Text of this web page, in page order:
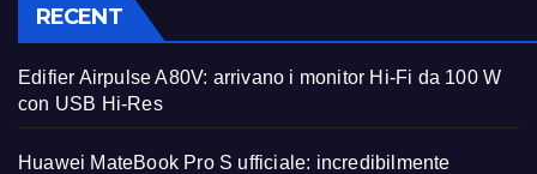
RECENT
Edifier Airpulse A80V: arrivano i monitor Hi-Fi da 100 W
con USB Hi-Res
Huawei MateBook Pro S ufficiale: incredibilmente